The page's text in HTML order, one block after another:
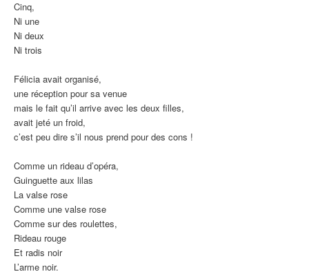
Cinq,
Ni une
Ni deux
Ni trois
Félicia avait organisé,
une réception pour sa venue
mais le fait qu’il arrive avec les deux filles,
avait jeté un froid,
c’est peu dire s’il nous prend pour des cons !
Comme un rideau d’opéra,
Guinguette aux lilas
La valse rose
Comme une valse rose
Comme sur des roulettes,
Rideau rouge
Et radis noir
L’arme noir.